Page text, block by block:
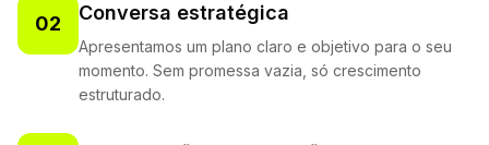
02 Conversa estratégica
Apresentamos um plano claro e objetivo para o seu
momento. Sem promessa vazia, só crescimento
estruturado.